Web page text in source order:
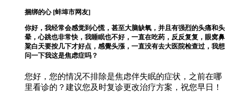
捆绑的心 [蚌埠市网友]
你好，我经常会感觉到心慌，甚至大脑缺氧，并且有强烈的头痛和头
晕，心跳也非常快，我睡眠也不好，一直在吃药，反反复复，眼窝鼻
粱白天要按几下才好点，感覺头漲，一直没有去大医院检查过，我想
问一下我这是焦虑症吗？
您好，您的情况不排除是焦虑伴失眠的症状，之前在哪
里看诊的？建议您及时复诊更改治疗方案，祝您早日！